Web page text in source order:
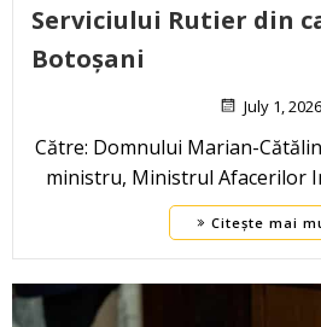
Serviciului Rutier din
Botoșani
July 1, 2026
Către: Domnului Marian-
ministru, Ministrul Afacerilor
Citește mai